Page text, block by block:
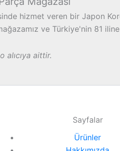
hizmet veren bir Japon
ve Türkiye'nin 81
alıcıya aittir.
Sayfalar
Ürünler